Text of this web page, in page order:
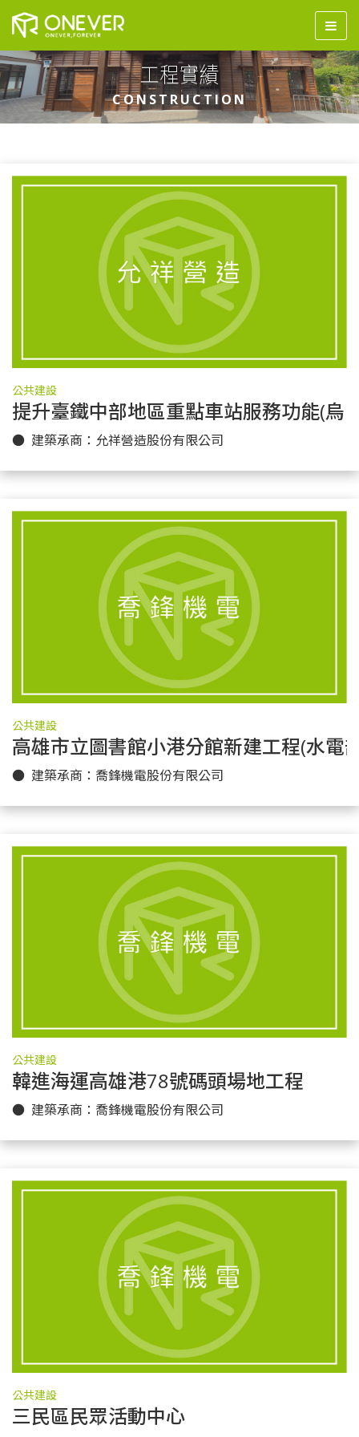
工程實績
CONSTRUCTION
更多實績
公共建設
提升臺鐵中部地區重點車站服務功能(烏
● 建築承商：允祥營造股份有限公司
更多實績
公共建設
高雄市立圖書館小港分館新建工程(水電
● 建築承商：喬鋒機電股份有限公司
更多實績
公共建設
韓進海運高雄港78號碼頭場地工程
● 建築承商：喬鋒機電股份有限公司
公共建設
三民區民眾活動中心